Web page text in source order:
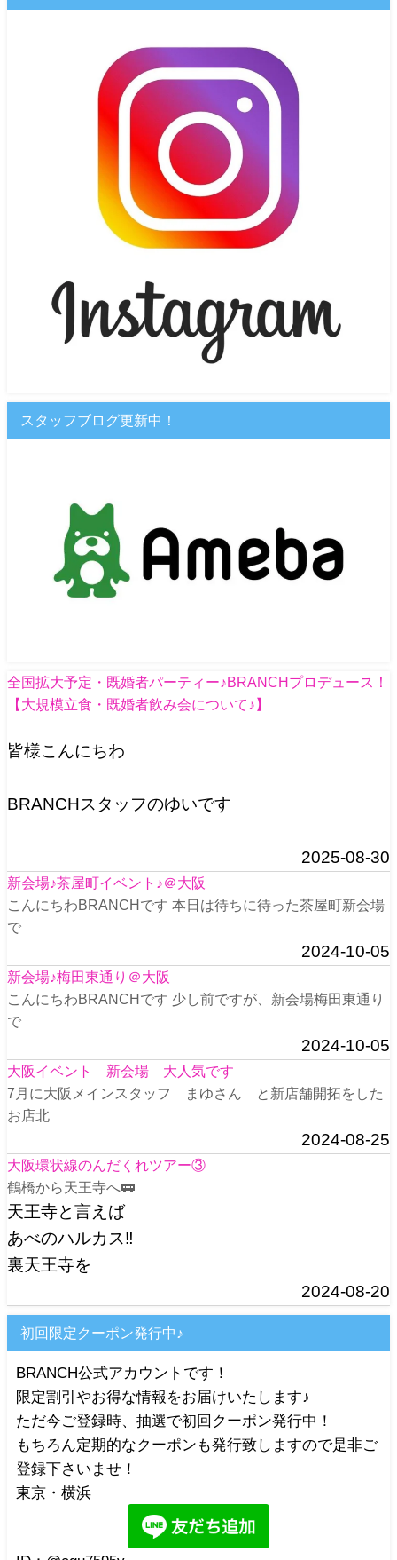
スタッフブログ更新中！
全国拡大予定・既婚者パーティー♪BRANCHプロデュース！
【大規模立食・既婚者飲み会について♪】
皆様こんにちわ
BRANCHスタッフのゆいです
2025-08-30
新会場♪茶屋町イベント♪＠大阪
こんにちわBRANCHです 本日は待ちに待った茶屋町新会場
で
2024-10-05
新会場♪梅田東通り＠大阪
こんにちわBRANCHです 少し前ですが、新会場梅田東通り
で
2024-10-05
大阪イベント 新会場 大人気です
7月に大阪メインスタッフ まゆさん と新店舗開拓をした
お店北
2024-08-25
大阪環状線のんだくれツアー③
鶴橋から天王寺へ🚃
天王寺と言えば
あべのハルカス‼️
裏天王寺を
2024-08-20
初回限定クーポン発行中♪
BRANCH公式アカウントです！
限定割引やお得な情報をお届けいたします♪
ただ今ご登録時、抽選で初回クーポン発行中！
もちろん定期的なクーポンも発行致しますので是非ご
登録下さいませ！
東京・横浜